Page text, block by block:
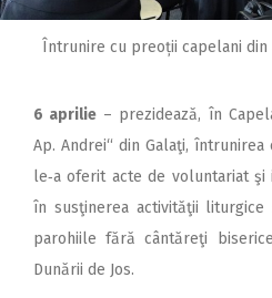
Întrunire cu preoții capelani din
6 aprilie – prezidează, în
Ap. Andrei“ din Galaţi,
le‑a oferit acte de voluntariat şi
în susţinerea activităţii
parohiile fără cântăreţi
Dunării de Jos.